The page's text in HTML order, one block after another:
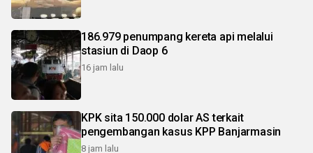
186.979 penumpang kereta api melalui
stasiun di Daop 6
16 jam lalu
KPK sita 150.000 dolar AS terkait
pengembangan kasus KPP Banjarmasin
8 jam lalu